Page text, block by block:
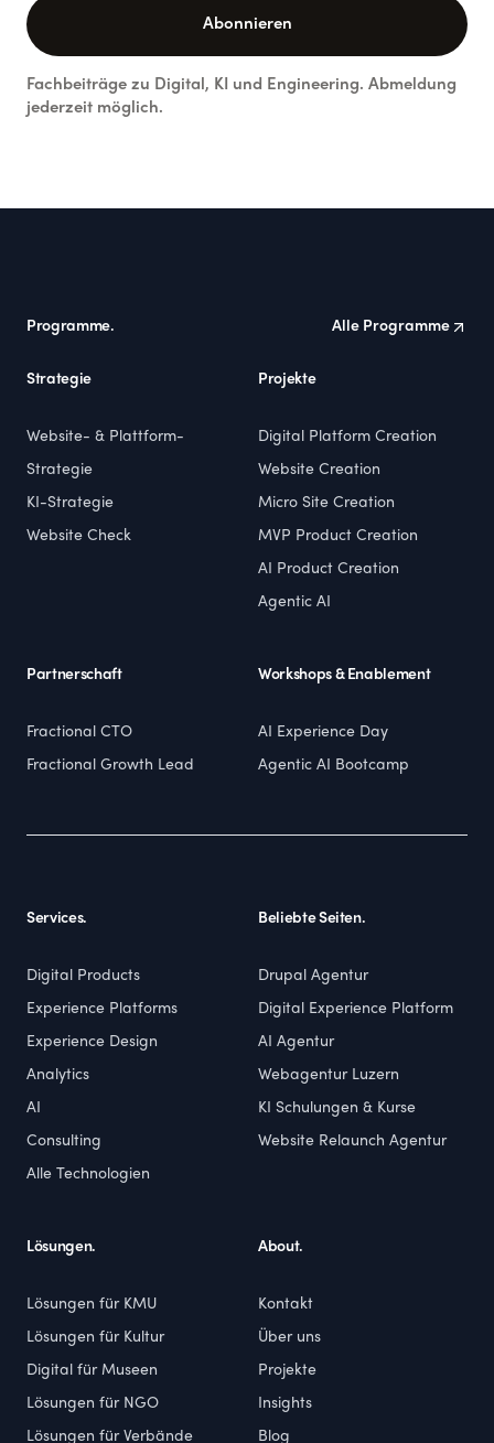
Abonnieren
Fachbeiträge zu Digital, KI und Engineering. Abmeldung
jederzeit möglich.
Programme. Alle Programme
Strategie
Website- & Plattform-
Strategie
KI-Strategie
Website Check
Projekte
Digital Platform Creation
Website Creation
Micro Site Creation
MVP Product Creation
AI Product Creation
Agentic AI
Partnerschaft
Fractional CTO
Fractional Growth Lead
Workshops & Enablement
AI Experience Day
Agentic AI Bootcamp
Services.
Digital Products
Experience Platforms
Experience Design
Analytics
AI
Consulting
Alle Technologien
Beliebte Seiten.
Drupal Agentur
Digital Experience Platform
AI Agentur
Webagentur Luzern
KI Schulungen & Kurse
Website Relaunch Agentur
Lösungen.
Lösungen für KMU
Lösungen für Kultur
Digital für Museen
Lösungen für NGO
Lösungen für Verbände
About.
Kontakt
Über uns
Projekte
Insights
Blog